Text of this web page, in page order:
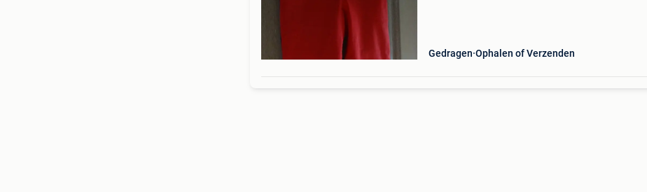
Gedragen Ophalen of Verzenden